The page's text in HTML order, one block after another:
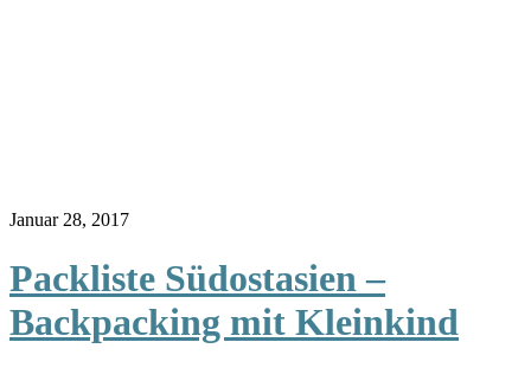
Januar 28, 2017
Packliste Südostasien –
Backpacking mit Kleinkind